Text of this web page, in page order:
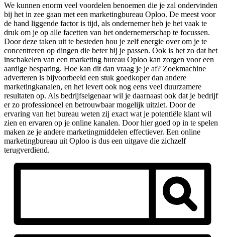
We kunnen enorm veel voordelen benoemen die je zal ondervinden
bij het in zee gaan met een marketingbureau Oploo. De meest voor
de hand liggende factor is tijd, als ondernemer heb je het vaak te
druk om je op alle facetten van het ondernemerschap te focussen.
Door deze taken uit te besteden hou je zelf energie over om je te
concentreren op dingen die beter bij je passen. Ook is het zo dat het
inschakelen van een marketing bureau Oploo kan zorgen voor een
aardige besparing. Hoe kan dit dan vraag je je af? Zoekmachine
adverteren is bijvoorbeeld een stuk goedkoper dan andere
marketingkanalen, en het levert ook nog eens veel duurzamere
resultaten op. Als bedrijfseigenaar wil je daarnaast ook dat je bedrijf
er zo professioneel en betrouwbaar mogelijk uitziet. Door de
ervaring van het bureau weten zij exact wat je potentiële klant wil
zien en ervaren op je online kanalen. Door hier goed op in te spelen
maken ze je andere marketingmiddelen effectiever. Een online
marketingbureau uit Oploo is dus een uitgave die zichzelf
terugverdiend.